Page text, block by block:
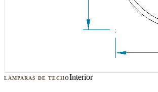
LÁMPARAS DE TECHOInterior